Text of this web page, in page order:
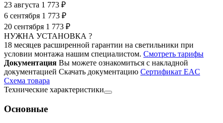
23 августа 1 773 ₽
6 сентября 1 773 ₽
20 сентября 1 773 ₽
НУЖНА УСТАНОВКА ?
18 месяцев расширенной гарантии на светильники при
условии монтажа нашим специалистом. Смотреть тарифы
Документация Вы можете ознакомиться с накладной
документацией Скачать документацию Cертификат EAC
Cхема товара
Технические характеристики
Основные